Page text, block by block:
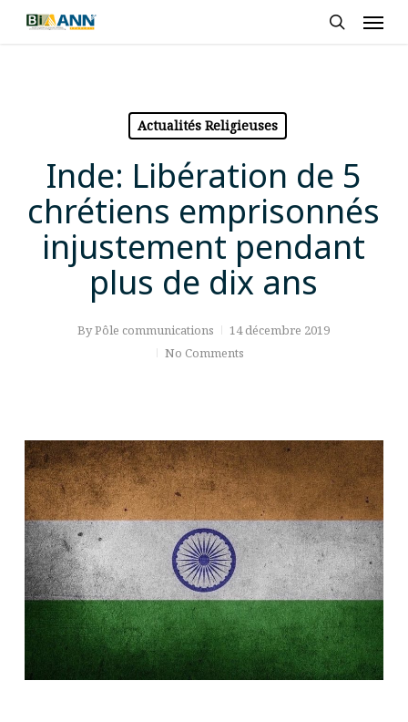
Skip
Actualités Religieuses
Inde: Libération de 5
chrétiens emprisonnés
injustement pendant
plus de dix ans
ByPôle communications
14 décembre 2019
No Comments